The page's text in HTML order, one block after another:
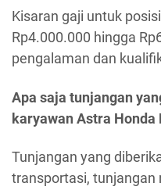
Kisaran gaji untuk
Rp4.000.000 hingga
pengalaman dan
Apa saja tunjangan
karyawan Astra Honda
Tunjangan yang
transportasi, tunjangan